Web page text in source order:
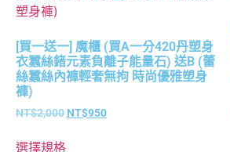
[買一送一] 魔櫃 (買A一分420丹塑身
衣蠶絲鍺元素負離子能量石) 送B (蕾
絲蠶絲內褲輕奢無拘 時尚優雅塑身
褲)
NT$2,000 NT$950
選擇規格